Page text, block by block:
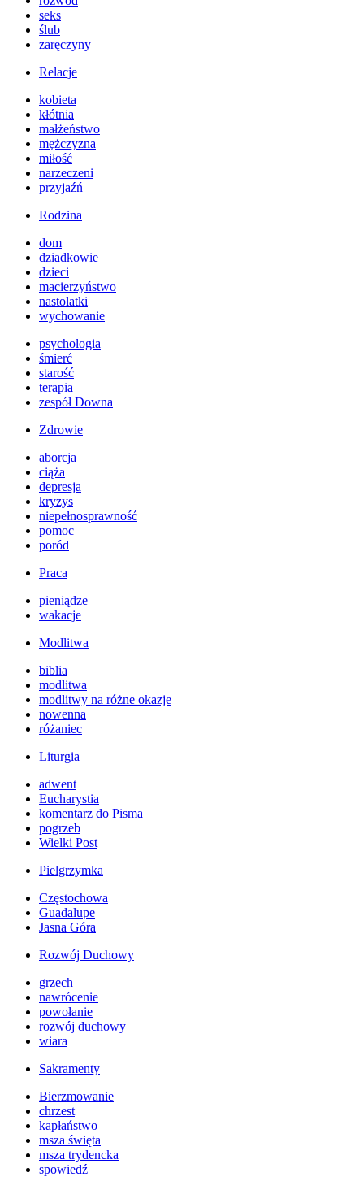
seks
ślub
zaręczyny
Relacje
kobieta
kłótnia
małżeństwo
mężczyzna
miłość
narzeczeni
przyjaźń
Rodzina
dom
dziadkowie
dzieci
macierzyństwo
nastolatki
wychowanie
psychologia
śmierć
starość
terapia
zespół Downa
Zdrowie
aborcja
ciąża
depresja
kryzys
niepełnosprawność
pomoc
poród
Praca
pieniądze
wakacje
Modlitwa
biblia
modlitwa
modlitwy na różne okazje
nowenna
różaniec
Liturgia
adwent
Eucharystia
komentarz do Pisma
pogrzeb
Wielki Post
Pielgrzymka
Częstochowa
Guadalupe
Jasna Góra
Rozwój Duchowy
grzech
nawrócenie
powołanie
rozwój duchowy
wiara
Sakramenty
Bierzmowanie
chrzest
kapłaństwo
msza święta
msza trydencka
spowiedź